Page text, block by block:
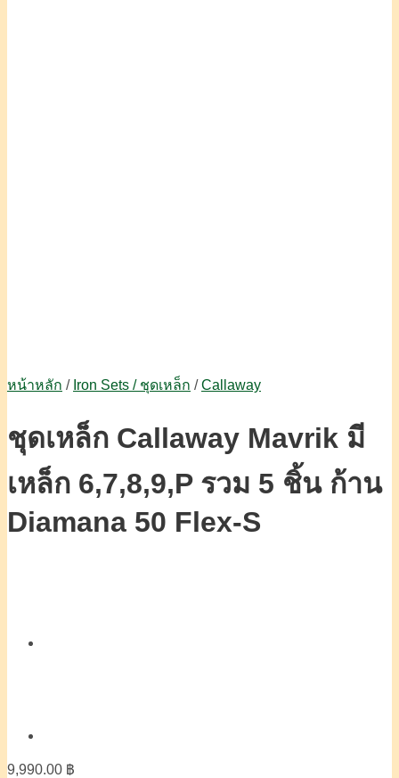
หน้าหลัก / Iron Sets / ชุดเหล็ก / Callaway
ชุดเหล็ก Callaway Mavrik มี
เหล็ก 6,7,8,9,P รวม 5 ชิ้น ก้าน
Diamana 50 Flex-S
9,990.00 ฿